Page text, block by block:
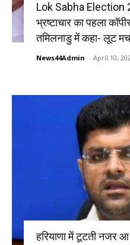
Lok Sabha Election
भ्रष्टाचार का पहला
तमिलनाडु में कहा- लूट
News44Admin - April 10,
हरियाणा में टूटती नजर आ